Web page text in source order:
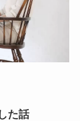
た話